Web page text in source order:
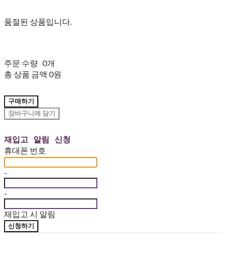
품절된 상품입니다.
주문 수량 0개
총 상품 금액 0원
구매하기
장바구니에 담기
재입고 알림 신청
휴대폰 번호
-
-
재입고 시 알림
신청하기